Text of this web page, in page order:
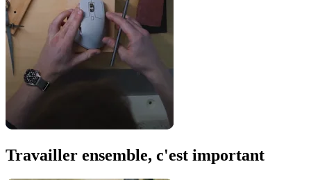
Travailler ensemble, c'est important